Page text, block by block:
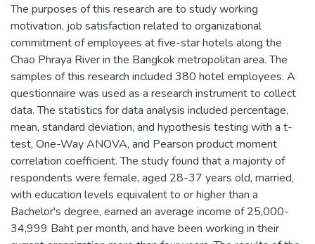
The purposes of this research are to study working
motivation, job satisfaction related to organizational
commitment of employees at five-star hotels along the
Chao Phraya River in the Bangkok metropolitan area. The
samples of this research included 380 hotel employees. A
questionnaire was used as a research instrument to collect
data. The statistics for data analysis included percentage,
mean, standard deviation, and hypothesis testing with a t-
test, One-Way ANOVA, and Pearson product moment
correlation coefficient. The study found that a majority of
respondents were female, aged 28-37 years old, married,
with education levels equivalent to or higher than a
Bachelor's degree, earned an average income of 25,000-
34,999 Baht per month, and have been working in their